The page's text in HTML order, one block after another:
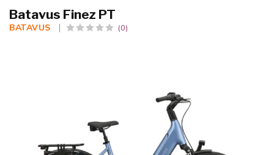
Batavus Finez PT
BATAVUS (0)